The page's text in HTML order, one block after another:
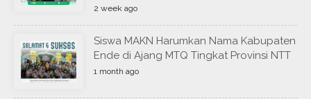
2 week ago
Siswa MAKN Harumkan Nama Kabupaten
Ende di Ajang MTQ Tingkat Provinsi NTT
1 month ago